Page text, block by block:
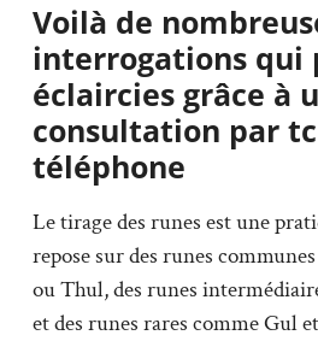
Voilà de
interrogations qui
éclaircies grâce à
consultation par
téléphone
Le tirage des runes est une
repose sur des runes
ou Thul, des runes
et des runes rares comme Gul